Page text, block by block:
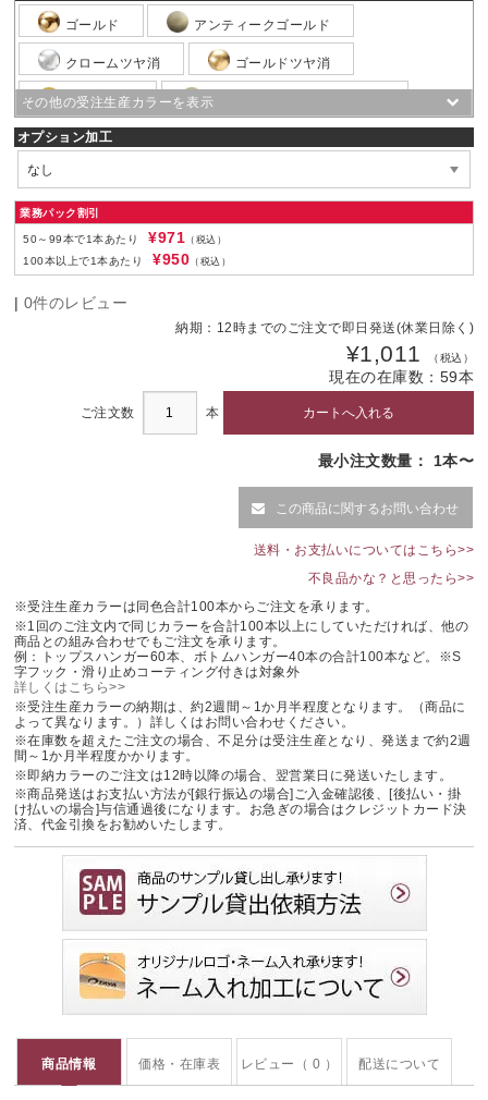
ゴールド アンティークゴールド
クロームツヤ消 ゴールドツヤ消
古美色塗装 アンティークゴールドツヤ消
ホワイトニッケル
銅ブロンズツヤ消
ピューターツヤ消
黒ニッケルツヤ消 黒電着
黒ツヤ消塗装
オプション加工
業務パック割引
50～99本で1本あたり ¥971 （税込）
100本以上で1本あたり
¥950 （税込）
| 0件のレビュー
納期： 12時までのご注文で即日発送(休業日除く)
¥1,011 （税込）
現在の在庫数： 59本
ご注文数 本
最小注文数量： 1本〜
この商品に関するお問い合わせ
送料・お支払いについてはこちら>>
不良品かな？と思ったら>>
※受注生産カラーは同色合計100本からご注文を承ります。
※1回のご注文内で同じカラーを合計100本以上にしていただければ、他の
商品との組み合わせでもご注文を承ります。
例：トップスハンガー60本、ボトムハンガー40本の合計100本など。※S
字フック・滑り止めコーティング付きは対象外
詳しくはこちら>>
※受注生産カラーの納期は、約2週間～1か月半程度となります。（商品に
よって異なります。）詳しくはお問い合わせください。
※在庫数を超えたご注文の場合、不足分は受注生産となり、発送まで約2週
間～1か月半程度かかります。
※即納カラーのご注文は12時以降の場合、翌営業日に発送いたします。
※商品発送はお支払い方法が[銀行振込の場合]ご入金確認後、[後払い・掛
け払いの場合]与信通過後になります。お急ぎの場合はクレジットカード決
済、代金引換をお勧めいたします。
商品情報 価格・在庫表 レビュー（ 0 ） 配送について